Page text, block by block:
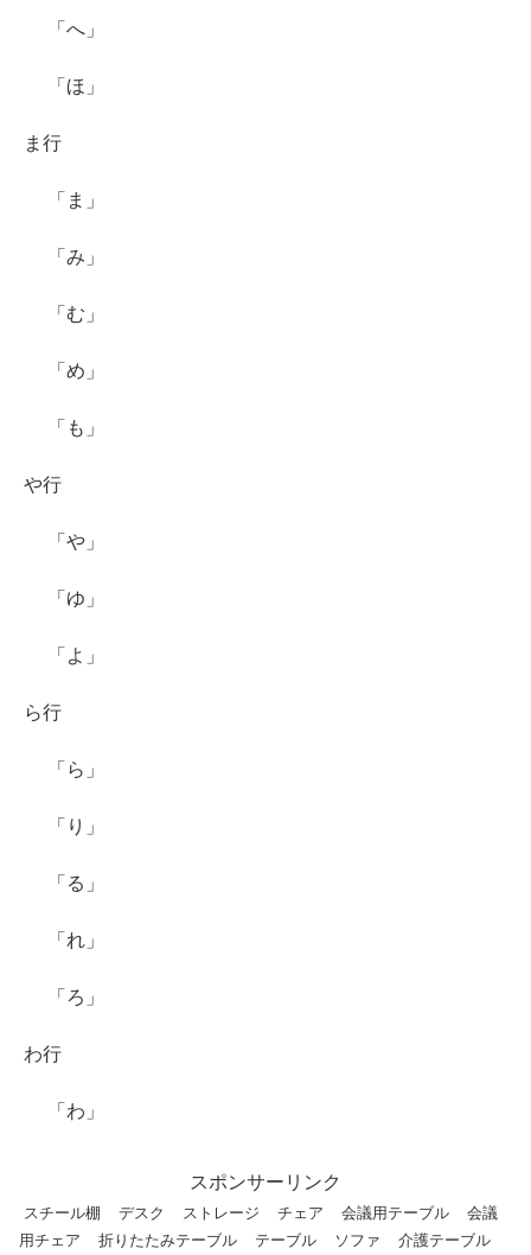
「へ」
「ほ」
ま行
「ま」
「み」
「む」
「め」
「も」
や行
「や」
「ゆ」
「よ」
ら行
「ら」
「り」
「る」
「れ」
「ろ」
わ行
「わ」
スポンサーリンク
スチール棚 デスク ストレージ チェア 会議用テーブル
会議
用チェア
折りたたみテーブル テーブル ソファ 介護テーブル